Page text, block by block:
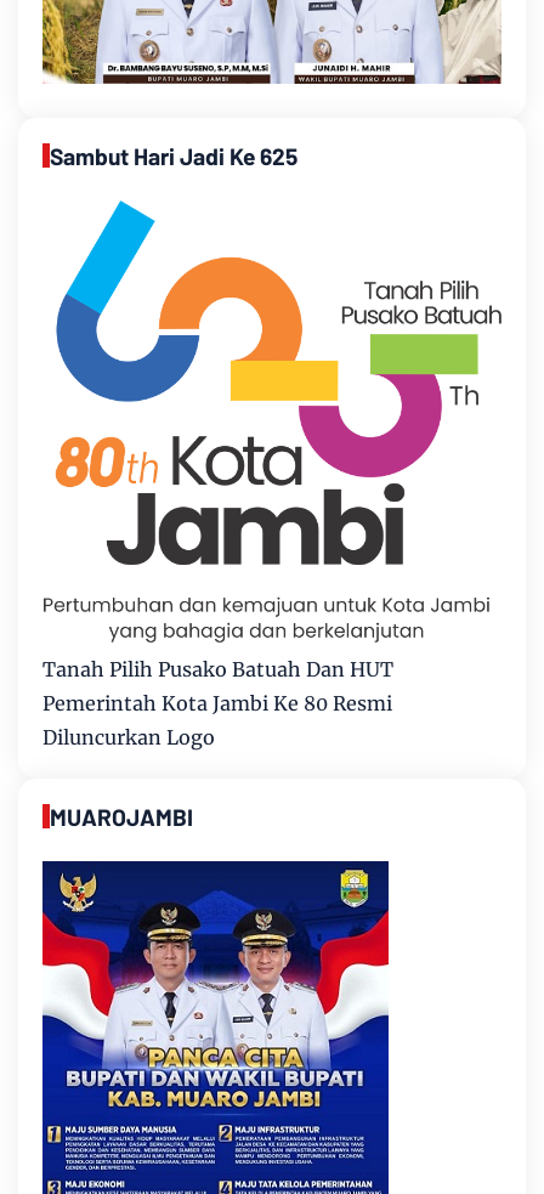
Sambut Hari Jadi Ke 625
Tanah Pilih Pusako Batuah Dan HUT
Pemerintah Kota Jambi Ke 80 Resmi
Diluncurkan Logo
MUAROJAMBI